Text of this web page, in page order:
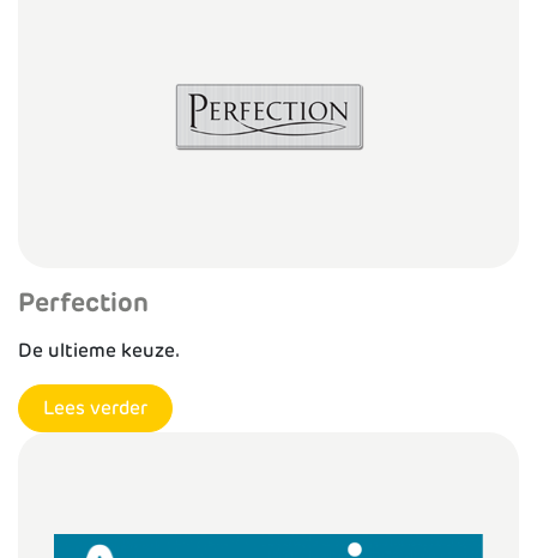
Perfection
De ultieme keuze.
Lees verder